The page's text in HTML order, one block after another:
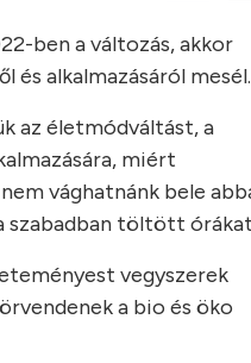
ben a változás, akkor
és alkalmazásáról mesél.
az életmódváltást, a
miért
vághatnánk bele
szabadban töltött
vegyszerek
a bio és öko